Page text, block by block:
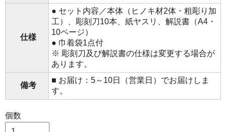
仕様
● セット内容／本体（ヒノキ材2体・粗彫り加
工）、彫刻刀10本、紙ヤスリ、解説書（A4・
10ページ）
● 巾着袋1点付
※ 彫刻刀及び解説書の仕様は変更する場合が
あります。
備考
■ お届け：5～10日（営業日）でお届けしま
す。
個数